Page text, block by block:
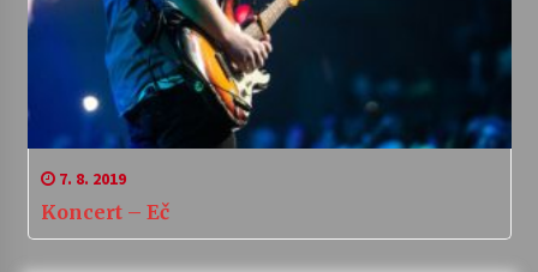
7. 8. 2019
Koncert – Eč